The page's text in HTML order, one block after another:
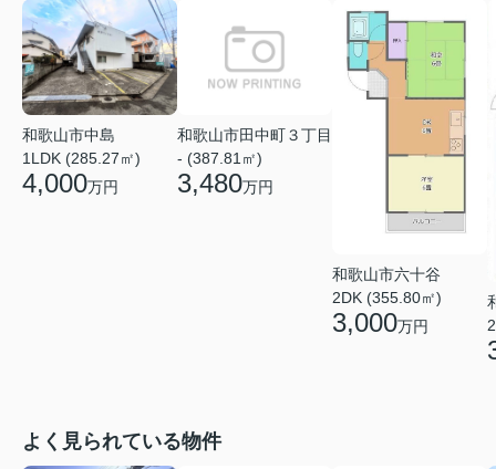
和歌山市中島
1LDK (285.27㎡)
4,000万円
和歌山市田中町３丁目
- (387.81㎡)
3,480万円
和歌山市六十谷
2DK (355.80㎡)
3,000万円
よく見られている物件